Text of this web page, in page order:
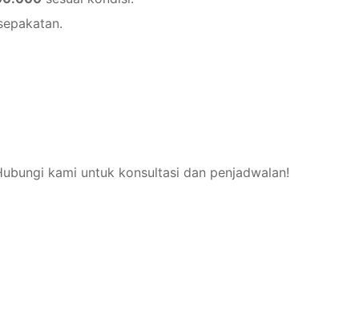
kami untuk konsultasi dan penjadwalan!